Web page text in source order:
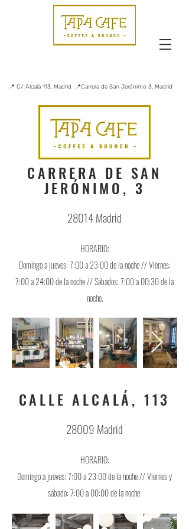
📍 C/ Alcalá 113, Madrid 📍Carrera de San Jerónimo 3, Madrid
CARRERA DE SAN
JERÓNIMO, 3
28014 Madrid
HORARIO:
Domingo a jueves: 7:00 a 23:00 de la noche //Viernes:
7:00 a 24:00 de la noche //Sábados: 7:00 a 00:30 de la
noche.
CALLE ALCALÁ, 113
28009 Madrid
HORARIO:
Domingo a jueves: 7:00 a 23:00 de la noche //Viernes y
sábado: 7:00 a 00:00 de la noche